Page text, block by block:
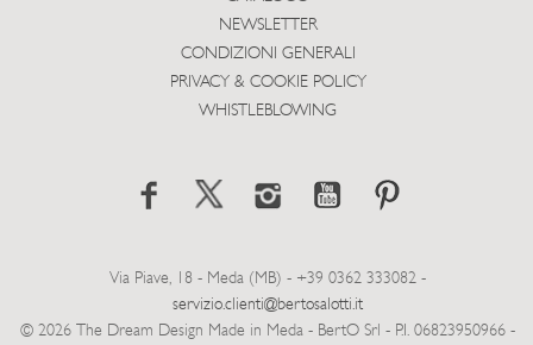
NEWSLETTER
CONDIZIONI GENERALI
PRIVACY & COOKIE POLICY
WHISTLEBLOWING
Via Piave, 18 - Meda (MB) - +39 0362 333082 -
servizio.clienti@bertosalotti.it
© 2026 The Dream Design Made in Meda - BertO Srl - P.I. 06823950966 -